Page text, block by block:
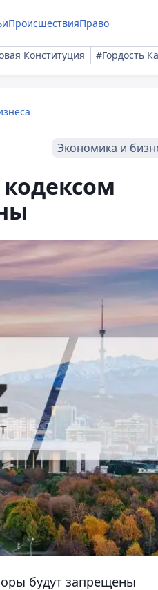
ПроисшествияПраво
Конституция #Гордость
Экономика и
будут запрещены